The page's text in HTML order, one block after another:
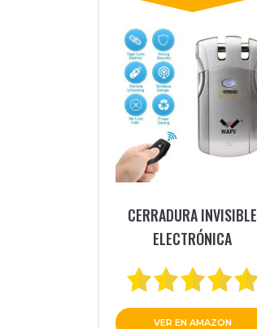
CERRADURA INVISIBLE
ELECTRÓNICA
VER EN AMAZON